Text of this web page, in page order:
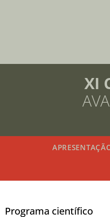
XI
Programa científico